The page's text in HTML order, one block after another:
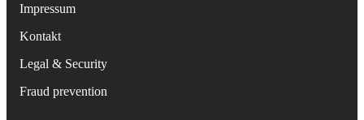
Impressum
Kontakt
Legal & Security
Fraud prevention